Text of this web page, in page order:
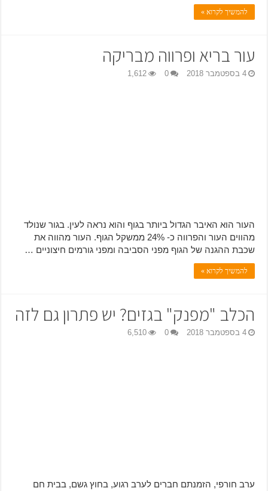
להמשיך לקרוא »
עור בריא ופרווה מבריקה
4 בספטמבר 2018 0
1,612
העור הוא האיבר הגדול ביותר בגוף והוא נראה לעין. בגור שנולד
מהווים העור והפרווה כ- 24% ממשקל הגוף. העור מהווה את
שכבת ההגנה של הגוף מפני הסביבה ומפני גורמים חיצוניים …
להמשיך לקרוא »
הכלב "מפנק" בגזים? יש פתרון גם לזה
4 בספטמבר 2018 0
6,510
ערב חורפי, הזמנתם חברים לערב רגוע, בחוץ גשם, בבית חם